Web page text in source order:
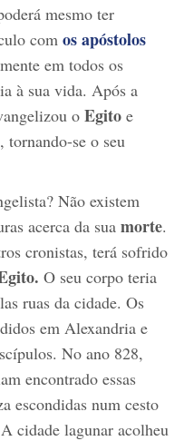
mesmo ter
com os apóstolos
em todos os
à sua vida. Após a
o Egito e
, tornando-se o seu
Não existem
acerca da sua morte.
cronistas, terá sofrido
O seu corpo teria
ruas da cidade. Os
em Alexandria e
No ano 828,
encontrado essas
escondidas num cesto
cidade lagunar acolheu